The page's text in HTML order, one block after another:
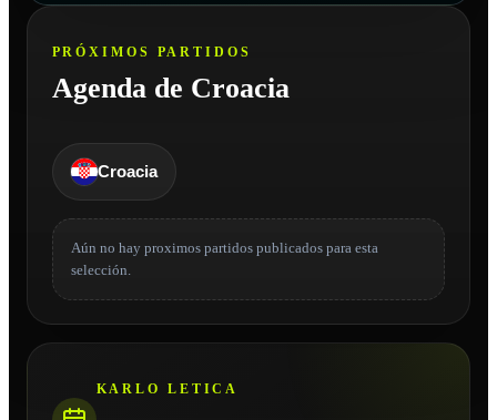
PRÓXIMOS PARTIDOS
Agenda de Croacia
Croacia
Aún no hay proximos partidos publicados para esta
selección.
KARLO LETICA